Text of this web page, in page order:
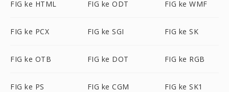
FIG ke HTML FIG ke ODT FIG ke WMF
FIG ke PCX FIG ke SGI FIG ke SK
FIG ke OTB FIG ke DOT FIG ke RGB
FIG ke PS FIG ke CGM FIG ke SK1